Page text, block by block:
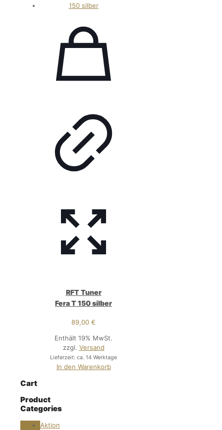
RFT Tuner
Fera T 150 silber
89,00€
Enthält 19% MwSt.
zzgl. Versand
Lieferzeit: ca. 14 Werktage
In den Warenkorb
Cart
Product
Categories
Aktion